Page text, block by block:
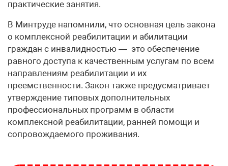
практические занятия.
В Минтруде напомнили, что основная цель закона
о комплексной реабилитации и абилитации
граждан с инвалидностью — это обеспечение
равного доступа к качественным услугам по всем
направлениям реабилитации и их
преемственности. Закон также предусматривает
утверждение типовых дополнительных
профессиональных программ в области
комплексной реабилитации, ранней помощи и
сопровождаемого проживания.